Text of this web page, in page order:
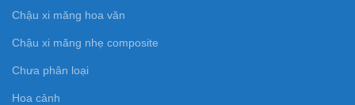
Chậu xi măng hoa văn
Chậu xi măng nhẹ composite
Chưa phân loại
Hoa cảnh